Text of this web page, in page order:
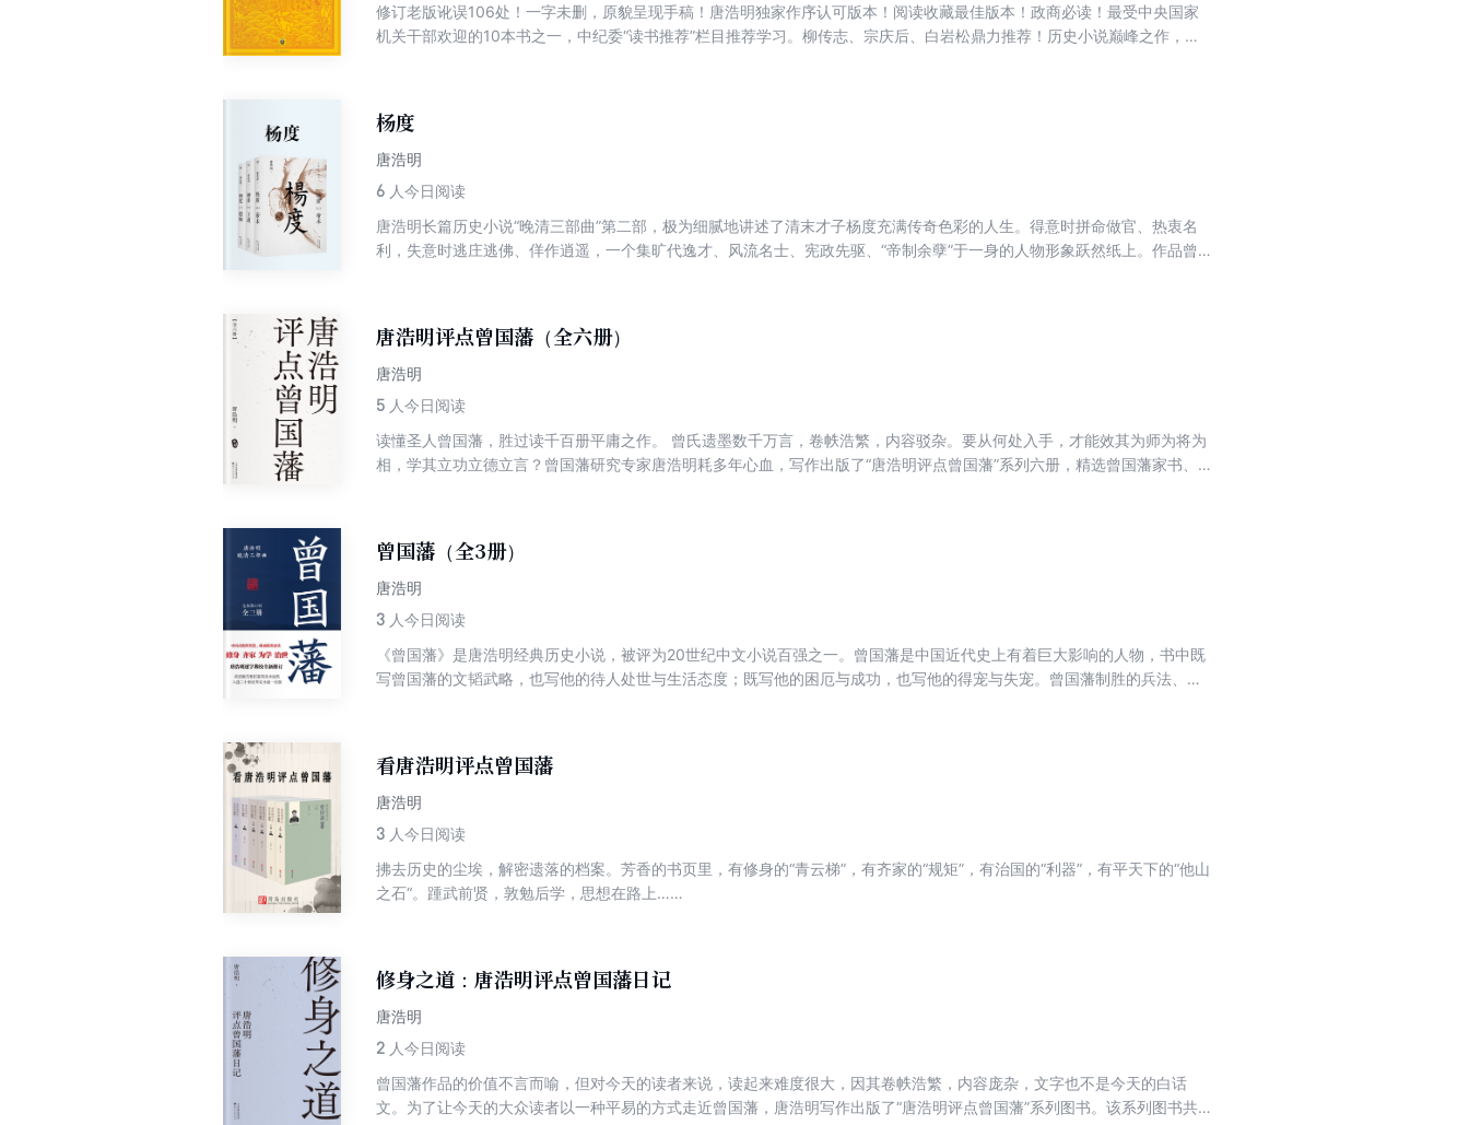
修订老版讹误106处！一字未删，原貌呈现手稿！唐浩明独家作序认可版本！阅读收藏最佳版本！政商必读！最受中央国家
机关干部欢迎的10本书之一，中纪委“读书推荐”栏目推荐学习。柳传志、宗庆后、白岩松鼎力推荐！历史小说巅峰之作，关
杨度
唐浩明
6 人今日阅读
唐浩明长篇历史小说“晚清三部曲”第二部，极为细腻地讲述了清末才子杨度充满传奇色彩的人生。得意时拼命做官、热衷名
利，失意时逃庄逃佛、佯作逍遥，一个集旷代逸才、风流名士、宪政先驱、“帝制余孽”于一身的人物形象跃然纸上。作品曾
唐浩明评点曾国藩（全六册）
唐浩明
5 人今日阅读
读懂圣人曾国藩，胜过读千百册平庸之作。 曾氏遗墨数千万言，卷帙浩繁，内容驳杂。要从何处入手，才能效其为师为将为
相，学其立功立德立言？曾国藩研究专家唐浩明耗多年心血，写作出版了“唐浩明评点曾国藩”系列六册，精选曾国藩家书、
曾国藩（全3册）
唐浩明
3 人今日阅读
《曾国藩》是唐浩明经典历史小说，被评为20世纪中文小说百强之一。曾国藩是中国近代史上有着巨大影响的人物，书中既
写曾国藩的文韬武略，也写他的待人处世与生活态度；既写他的困厄与成功，也写他的得宠与失宠。曾国藩制胜的兵法、治
看唐浩明评点曾国藩
唐浩明
3 人今日阅读
拂去历史的尘埃，解密遗落的档案。芳香的书页里，有修身的“青云梯”，有齐家的“规矩”，有治国的“利器”，有平天下的“他山
之石“。踵武前贤，敦勉后学，思想在路上……
修身之道：唐浩明评点曾国藩日记
唐浩明
2 人今日阅读
曾国藩作品的价值不言而喻，但对今天的读者来说，读起来难度很大，因其卷帙浩繁，内容庞杂，文字也不是今天的白话
文。为了让今天的大众读者以一种平易的方式走近曾国藩，唐浩明写作出版了“唐浩明评点曾国藩”系列图书。该系列图书共